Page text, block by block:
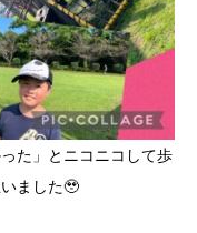
た」とニコニコして歩
ました🥹